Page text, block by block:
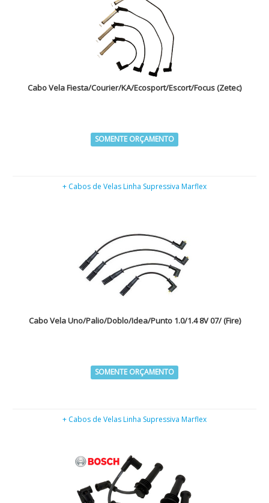
Cabo Vela Fiesta/Courier/KA/Ecosport/Escort/Focus (Zetec)
SOMENTE ORÇAMENTO
+ Cabos de Velas Linha Supressiva Marflex
Cabo Vela Uno/Palio/Doblo/Idea/Punto 1.0/1.4 8V 07/ (Fire)
SOMENTE ORÇAMENTO
+ Cabos de Velas Linha Supressiva Marflex